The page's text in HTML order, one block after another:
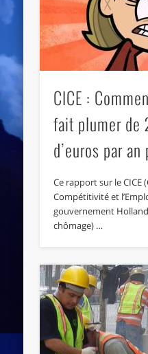
CICE :
fait plumer de
d’euros par
Ce rapport sur le CICE
Compétitivité et
gouvernement
chômage) …